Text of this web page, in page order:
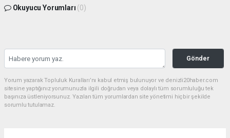
Okuyucu Yorumları (0)
Gönder
Yorum yazarak Topluluk Kuralları’nı kabul etmiş bulunuyor ve denizli20haber.com
sitesine yaptığınız yorumunuzla ilgili doğrudan veya dolaylı tüm sorumluluğu tek
başınıza üstleniyorsunuz. Yazılan tüm yorumlardan site yönetimi hiçbir şekilde
sorumlu tutulamaz.